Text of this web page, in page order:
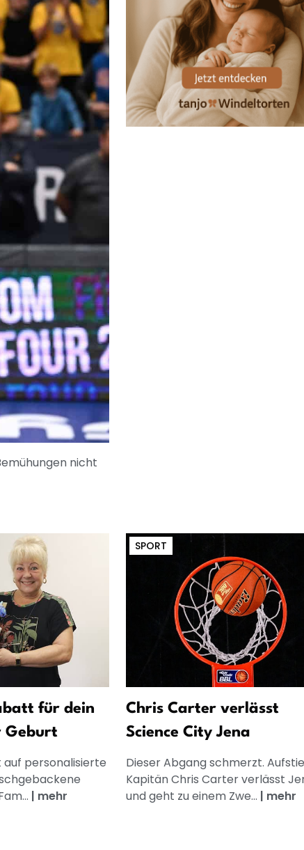
nicht
für dein
Geburt
auf personalisierte
| mehr
SPORT
Chris Carter verlässt
Science City Jena
Dieser Abgang schmerzt.
Kapitän Chris Carter verlässt
und geht zu einem Zwe... | mehr